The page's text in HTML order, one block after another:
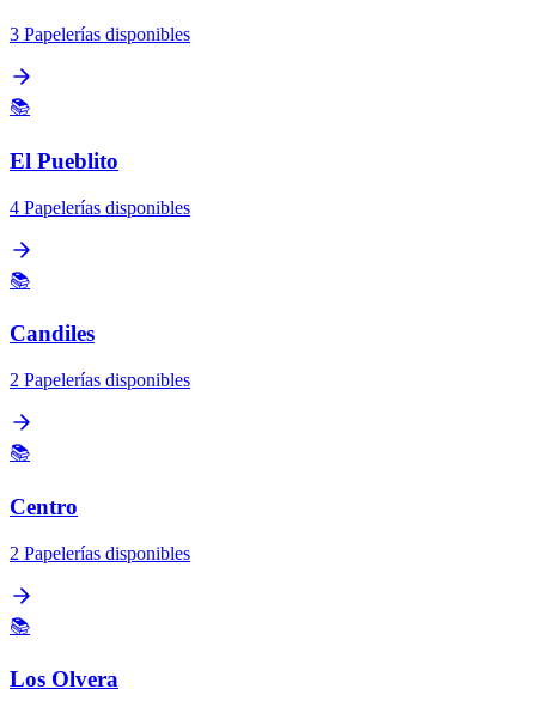
3 Papelerías disponibles
📚
El Pueblito
4 Papelerías disponibles
📚
Candiles
2 Papelerías disponibles
📚
Centro
2 Papelerías disponibles
📚
Los Olvera